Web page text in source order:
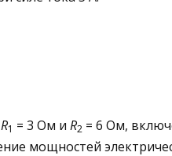
R1 = 3 Ом и R2 = 6 Ом,
мощностей